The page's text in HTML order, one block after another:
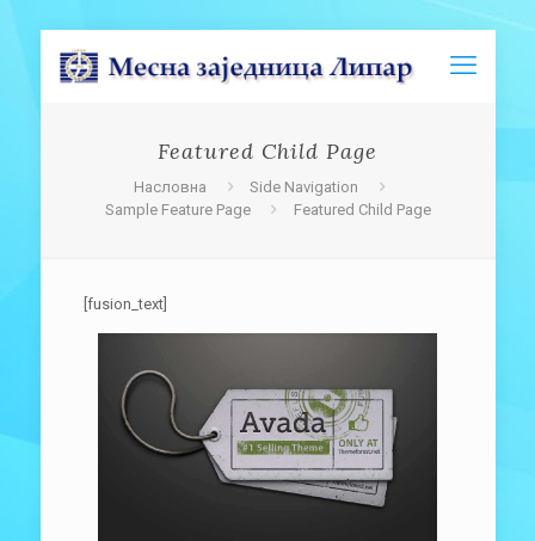
Featured Child Page
Насловна
Side Navigation
Sample Feature Page
Featured Child Page
[fusion_text]